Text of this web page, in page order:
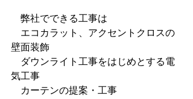
弊社でできる工事は
エコカラット、アクセントクロスの
壁面装飾
ダウンライト工事をはじめとする電
気工事
カーテンの提案・工事